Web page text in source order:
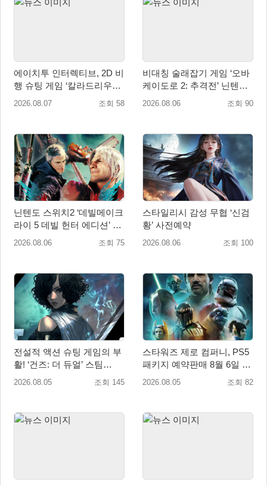
에이치투 인터렉티브, 2D 비
행 슈팅 게임 ‘칼라드리우스
2/다크 엘레멘트’ 올 겨울 전
2026.08.07 조회 58
비대칭 술래잡기 게임 ‘오바
케이도로 2: 추격전’ 닌텐도
eShop 출시
2026.08.06 조회 90
닌텐도 스위치2 ‘데빌메이크
라이 5 데빌 헌터 에디션’ 패
키지 제품 8월 7일 예약판매
2026.08.06 조회 75
스타일리시 감성 무협 ‘신검
황’ 사전예약
2026.08.06 조회 100
전설적 액션 슈팅 게임의 부
활! ‘건즈: 더 듀얼’ 스팀
(Steam) 8월 14일 정식 오픈
2026.08.05 조회 145
스타워즈 제로 컴퍼니, PS5
패키지 예약판매 8월 6일 시
작... 8월 27일 국내 정식 발
2026.08.05 조회 82